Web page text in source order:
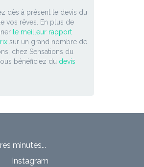
dès à présent le devis du
vos rêves. En plus de
le meilleur rapport
sur un grand nombre de
chez Sensations du
bénéficiez du devis
minutes...
Instagram